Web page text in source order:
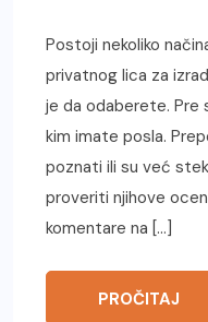
Postoji nekoliko
privatnog lica za
je da odaberete. Pre
kim imate posla.
poznati ili su već
proveriti njihove
komentare na […]
PROČITAJ